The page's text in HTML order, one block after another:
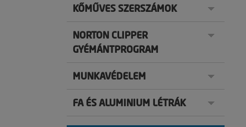
KŐMŰVES SZERSZÁMOK
NORTON CLIPPER
GYÉMÁNTPROGRAM
MUNKAVÉDELEM
FA ÉS ALUMINIUM LÉTRÁK